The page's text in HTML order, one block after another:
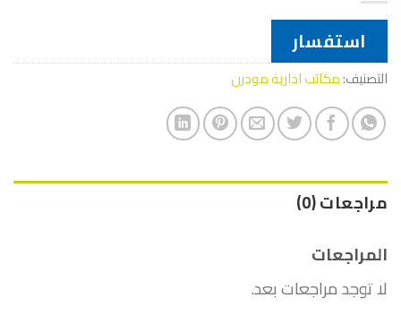
استفسار
التصنيف:مكاتب ادارية مودرن
مراجعات (0)
المراجعات
لا توجد مراجعات بعد.